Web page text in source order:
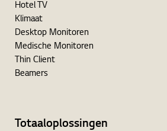
Hotel TV
Klimaat
Desktop Monitoren
Medische Monitoren
Thin Client
Beamers
Totaaloplossingen